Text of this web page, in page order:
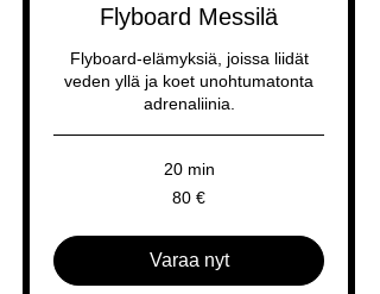
Flyboard Messilä
Flyboard-elämyksiä, joissa liidät
veden yllä ja koet unohtumatonta
adrenaliinia.
20 min
80 €
Varaa nyt